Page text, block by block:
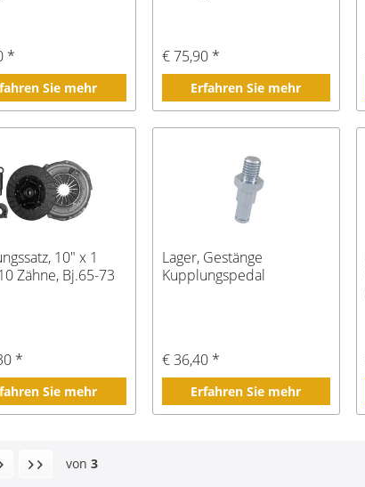
*
Sie mehr
€ 75,90 *
Erfahren Sie mehr
10" x 1
Zähne, Bj.65-73
*
Sie mehr
Lager, Gestänge
Kupplungspedal
€ 36,40 *
Erfahren Sie mehr
von 3